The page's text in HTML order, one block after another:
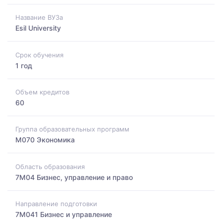
Название ВУЗа
Esil University
Срок обучения
1 год
Объем кредитов
60
Группа образовательных программ
M070 Экономика
Область образования
7M04 Бизнес, управление и право
Направление подготовки
7M041 Бизнес и управление